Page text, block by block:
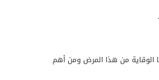
الوقاية من هذا المرض ومن أهم